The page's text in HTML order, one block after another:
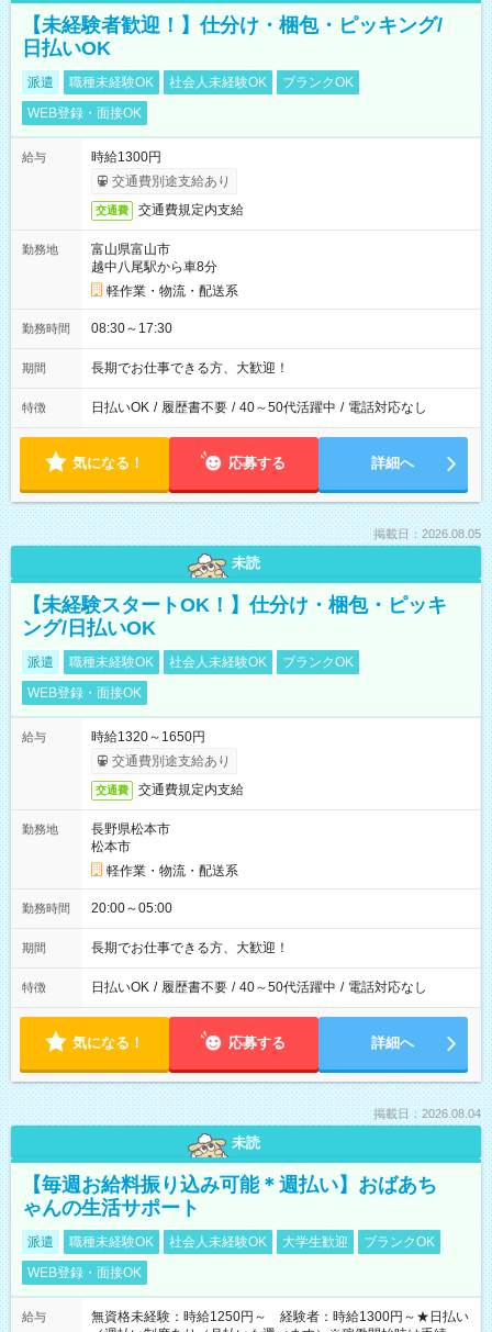
【未経験者歓迎！】仕分け・梱包・ピッキング/
日払いOK
派遣 職種未経験OK 社会人未経験OK
ブランクOK
WEB登録・面接OK
給与
時給1300円
交通費別途支給あり
交通費 交通費規定内支給
勤務地
富山県富山市
越中八尾駅から車8分
軽作業・物流・配送系
勤務時間 08:30～17:30
期間 長期でお仕事できる方、大歓迎！
特徴 日払いOK / 履歴書不要 / 40～50代活躍中 / 電話対応なし
気になる！ 応募する 詳細へ
掲載日：2026.08.05
未読
【未経験スタートOK！】仕分け・梱包・ピッキ
ング/日払いOK
派遣 職種未経験OK 社会人未経験OK
ブランクOK
WEB登録・面接OK
給与
時給1320～1650円
交通費別途支給あり
交通費 交通費規定内支給
勤務地
長野県松本市
松本市
軽作業・物流・配送系
勤務時間 20:00～05:00
期間 長期でお仕事できる方、大歓迎！
特徴 日払いOK / 履歴書不要 / 40～50代活躍中 / 電話対応なし
気になる！ 応募する 詳細へ
掲載日：2026.08.04
未読
【毎週お給料振り込み可能＊週払い】おばあち
ゃんの生活サポート
派遣 職種未経験OK 社会人未経験OK 大学生歓迎
ブランクOK
WEB登録・面接OK
給与
無資格未経験：時給1250円～ 経験者：時給1300円～★日払い